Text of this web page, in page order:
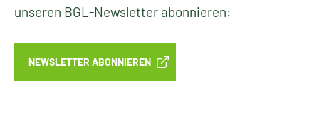
unseren BGL-Newsletter abonnieren:
NEWSLETTER ABONNIEREN